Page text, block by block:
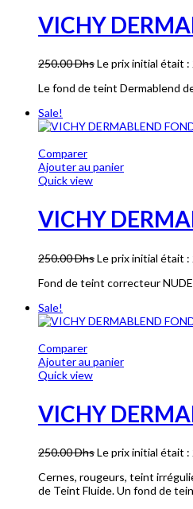
VICHY
250.00DhsLe prix initial était :
Le fond de teint Dermablend
Sale!
Comparer
Ajouter au panier
Quick view
VICHY
250.00DhsLe prix initial était :
Fond de teint correcteur
Sale!
Comparer
Ajouter au panier
Quick view
VICHY
250.00DhsLe prix initial était :
Cernes, rougeurs, teint
de Teint Fluide. Un fond de